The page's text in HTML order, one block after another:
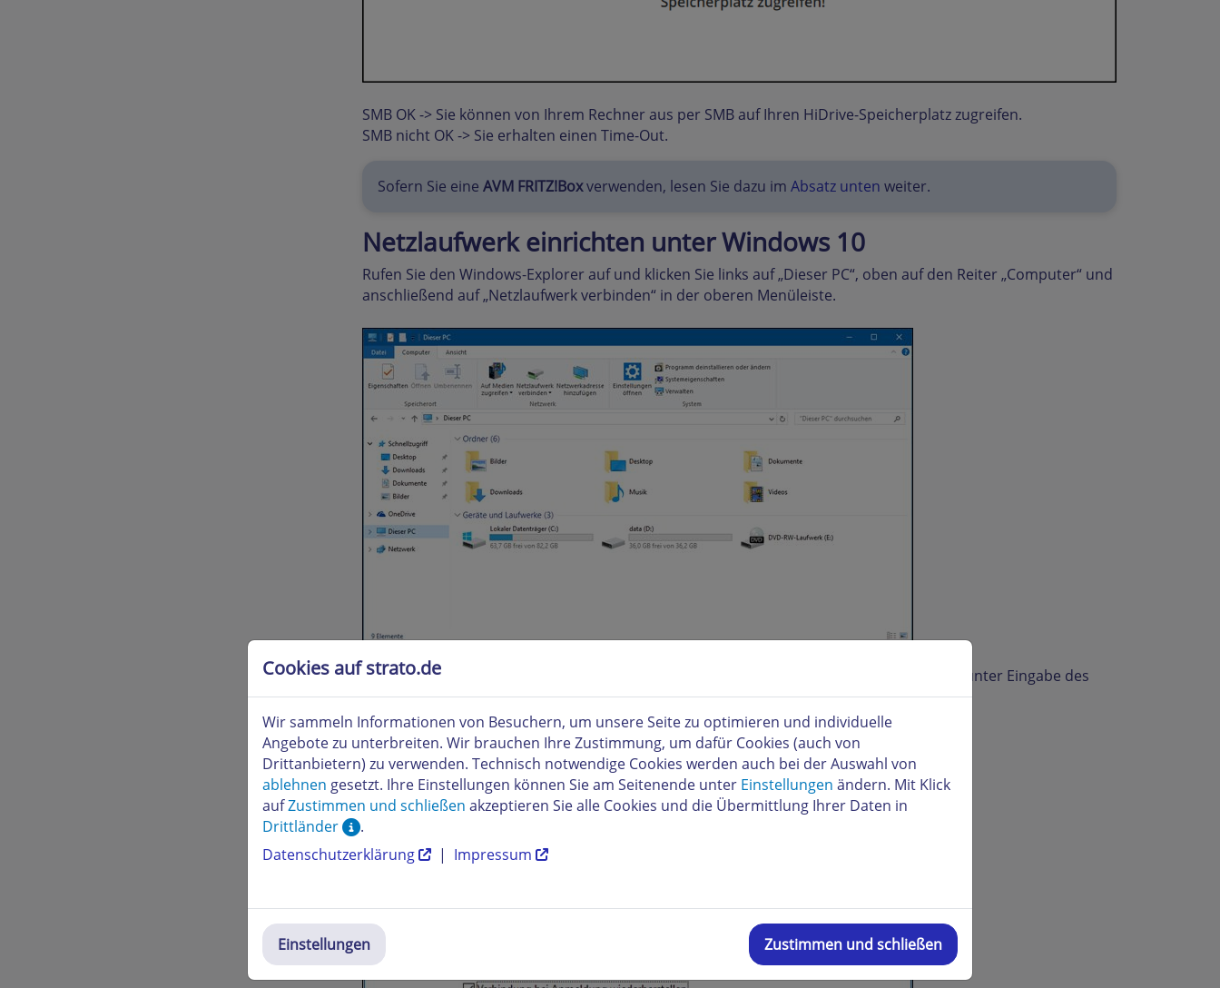
SMB OK -> Sie können von Ihrem Rechner aus per SMB auf Ihren HiDrive-Speicherplatz zugreifen.
SMB nicht OK -> Sie erhalten einen Time-Out.
Sofern Sie eineAVM FRITZ!Boxverwenden, lesen Sie dazu imAbsatz unten weiter.
Netzlaufwerk einrichten unter Windows 10
Rufen Sie den Windows-Explorer auf und klicken Sie links auf „Dieser PC“, oben auf den Reiter „Computer“ und
anschließend auf „Netzlaufwerk verbinden“ in der oberen Menüleiste.
Wählen Sie einen freien Laufwerksbuchstaben und verbinden Sie sich mit Ihrem HiDrive unter Eingabe des
Pfads:
\\smb3.hidrive.strato.com\root
Cookies auf strato.de
Wir sammeln Informationen von Besuchern, um unsere Seite zu optimieren und individuelle
Angebote zu unterbreiten. Wir brauchen Ihre Zustimmung, um dafür Cookies (auch von
Drittanbietern) zu verwenden. Technisch notwendige Cookies werden auch bei der Auswahl von
ablehnen gesetzt. Ihre Einstellungen können Sie am Seitenende unter Einstellungen ändern. Mit Klick
aufZustimmen und schließen akzeptieren Sie alle Cookies und die Übermittlung Ihrer Daten in
Drittländer
.
Datenschutzerklärung
| Impressum
Einstellungen Zustimmen und schließen